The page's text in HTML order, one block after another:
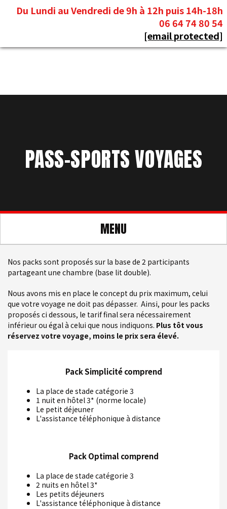
Du Lundi au Vendredi de 9h à 12h puis 14h-18h
06 64 74 80 54
[email protected]
PASS-SPORTS VOYAGES
MENU
Nos packs sont proposés sur la base de 2 participants
partageant une chambre (base lit double).
Nous avons mis en place le concept du prix maximum, celui
que votre voyage ne doit pas dépasser. Ainsi, pour les packs
proposés ci dessous, le tarif final sera nécessairement
inférieur ou égal à celui que nous indiquons. Plus tôt vous
réservez votre voyage, moins le prix sera élevé.
PackSimplicitécomprend
La place de stade catégorie 3
1 nuit en hôtel 3* (norme locale)
Le petit déjeuner
L'assistance téléphonique à distance
Pack Optimal comprend
La place de stade catégorie 3
2 nuits en hôtel 3*
Les petits déjeuners
L'assistance téléphonique à distance